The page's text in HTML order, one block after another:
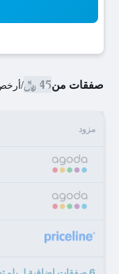
صفقات من45 ﷼ /
مزود